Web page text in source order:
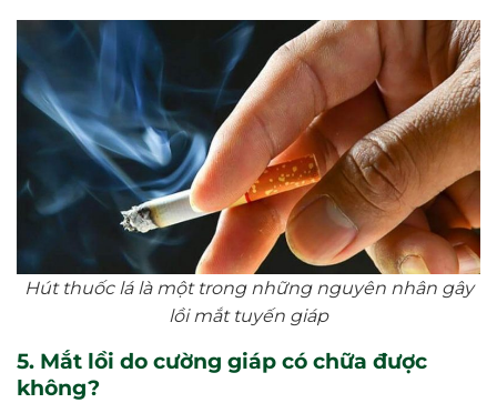
Hút thuốc lá là một trong những nguyên nhân gây
lồi mắt tuyến giáp
5. Mắt lồi do cường giáp có chữa được
không?